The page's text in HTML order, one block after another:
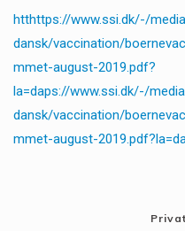
htthttps://www.ssi.dk/-/
dansk/vaccination/
mmet-august-2019.pdf?
la=daps://www.ssi.dk/-/
dansk/vaccination/
mmet-august-